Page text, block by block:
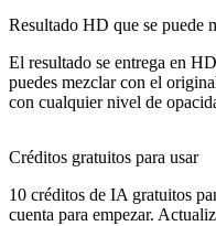
Resultado HD que se puede
El resultado se entrega en
puedes mezclar con el
con cualquier nivel de
Créditos gratuitos para usar
10 créditos de IA gratuitos
cuenta para empezar.